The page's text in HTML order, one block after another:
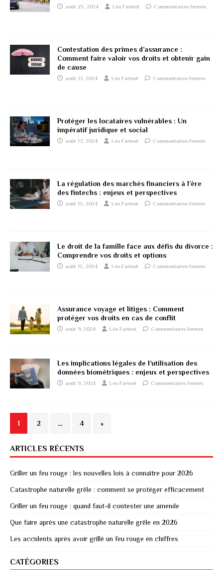
août 25, 2024 Léo Farinet Commentaires fermés
Contestation des primes d’assurance :
Comment faire valoir vos droits et obtenir gain
de cause
août 21, 2024 Léo Farinet Commentaires fermés
Protéger les locataires vulnérables : Un
impératif juridique et social
août 17, 2024 Léo Farinet Commentaires fermés
La régulation des marchés financiers à l’ère
des fintechs : enjeux et perspectives
août 13, 2024 Léo Farinet Commentaires fermés
Le droit de la famille face aux défis du divorce :
Comprendre vos droits et options
août 13, 2024 Léo Farinet Commentaires fermés
Assurance voyage et litiges : Comment
protéger vos droits en cas de conflit
août 9, 2024 Léo Farinet Commentaires fermés
Les implications légales de l’utilisation des
données biométriques : enjeux et perspectives
août 9, 2024 Léo Farinet Commentaires fermés
1 2 … 4 »
ARTICLES RÉCENTS
Griller un feu rouge : les nouvelles lois à connaître pour 2026
Catastrophe naturelle grêle : comment se protéger efficacement
Griller un feu rouge : quand faut-il contester une amende
Que faire après une catastrophe naturelle grêle en 2026
Les accidents après avoir grillé un feu rouge en chiffres
CATÉGORIES